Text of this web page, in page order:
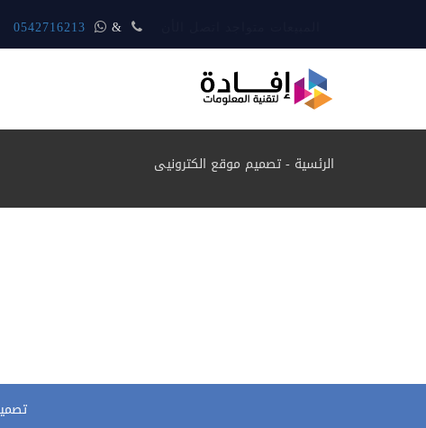
&
0542716213
الرئسية -تصميم موقع الكترونيى